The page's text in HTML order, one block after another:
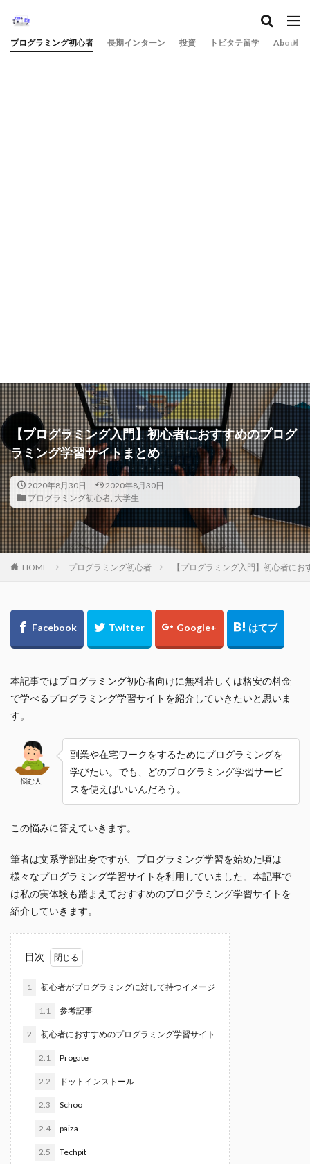
プログラミング初心者 長期インターン 投資 トビタテ留学 About
【プログラミング入門】初心者におすすめのプログ
ラミング学習サイトまとめ
2020年8月30日
2020年8月30日
プログラミング初心者, 大学生
HOME プログラミング初心者 【プログラミング入門】初心者に
本記事ではプログラミング初心者向けに無料若しくは格安の料金
で学べるプログラミング学習サイトを紹介していきたいと思いま
す。
悩む人
副業や在宅ワークをするためにプログラミングを
学びたい。でも、どのプログラミング学習サービ
スを使えばいいんだろう。
この悩みに答えていきます。
筆者は文系学部出身ですが、プログラミング学習を始めた頃は
様々なプログラミング学習サイトを利用していました。本記事で
は私の実体験も踏まえておすすめのプログラミング学習サイトを
紹介していきます。
目次
1 初心者がプログラミングに対して持つイメージ
1.1 参考記事
2 初心者におすすめのプログラミング学習サイト
2.1 Progate
2.2 ドットインストール
2.3 Schoo
2.4 paiza
2.5 Techpit